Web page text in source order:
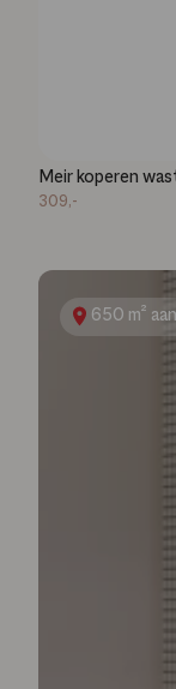
Meir koperen
309,-
650 m²